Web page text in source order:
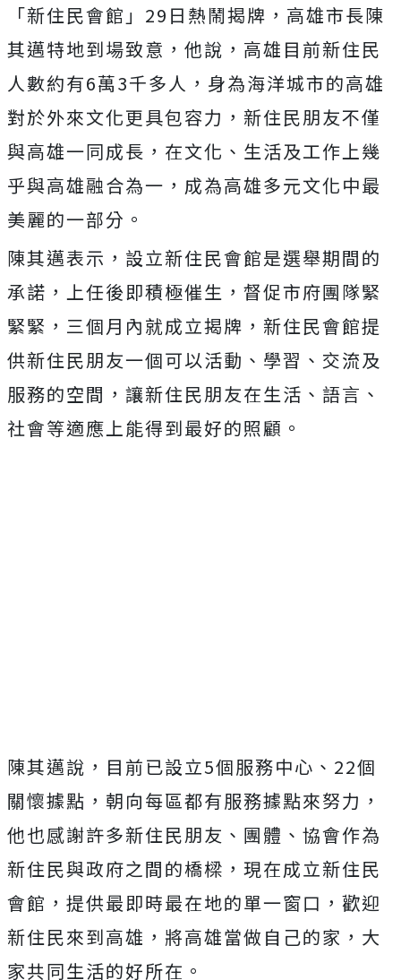
「新住民會館」29日熱鬧揭牌，高雄市長陳
其邁特地到場致意，他說，高雄目前新住民
人數約有6萬3千多人，身為海洋城市的高雄
對於外來文化更具包容力，新住民朋友不僅
與高雄一同成長，在文化、生活及工作上幾
乎與高雄融合為一，成為高雄多元文化中最
美麗的一部分。
陳其邁表示，設立新住民會館是選舉期間的
承諾，上任後即積極催生，督促市府團隊緊
緊緊，三個月內就成立揭牌，新住民會館提
供新住民朋友一個可以活動、學習、交流及
服務的空間，讓新住民朋友在生活、語言、
社會等適應上能得到最好的照顧。
陳其邁說，目前已設立5個服務中心、22個
關懷據點，朝向每區都有服務據點來努力，
他也感謝許多新住民朋友、團體、協會作為
新住民與政府之間的橋樑，現在成立新住民
會館，提供最即時最在地的單一窗口，歡迎
新住民來到高雄，將高雄當做自己的家，大
家共同生活的好所在。